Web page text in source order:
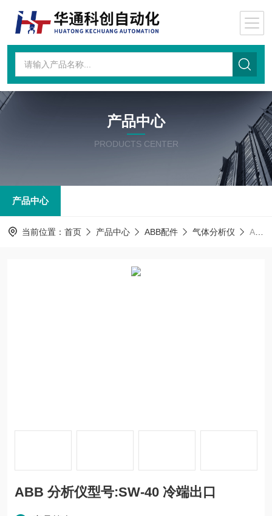
产品中心
PRODUCTS CENTER
产品中心
当前位置： 首页 产品中心 ABB配件 气体分析仪 ABB-:SW-40 冷端出口ABB 分析仪型号:SW-40 冷端出口
ABB 分析仪型号:SW-40 冷端出口